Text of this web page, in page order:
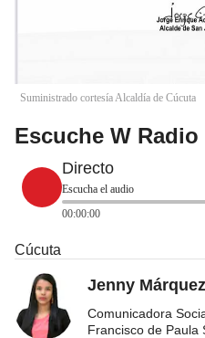
Suministrado cortesía Alcaldía de Cúcuta
Escuche W
Directo
Escucha el audio
00:00:00
Cúcuta
Jenny Márquez
Comunicadora
Francisco de Paula